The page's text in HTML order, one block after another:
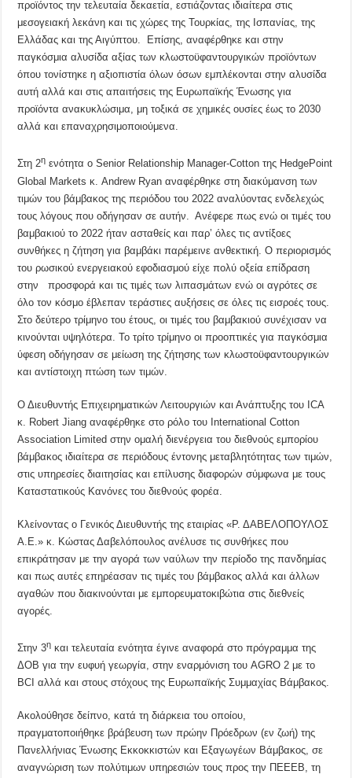
προϊόντος την τελευταία δεκαετία, εστιάζοντας ιδιαίτερα στις
μεσογειακή λεκάνη και τις χώρες της Τουρκίας, της Ισπανίας, της
Ελλάδας και της Αιγύπτου. Επίσης, αναφέρθηκε και στην
παγκόσμια αλυσίδα αξίας των κλωστοϋφαντουργικών προϊόντων
όπου τονίστηκε η αξιοπιστία όλων όσων εμπλέκονται στην αλυσίδα
αυτή αλλά και στις απαιτήσεις της Ευρωπαϊκής Ένωσης για
προϊόντα ανακυκλώσιμα, μη τοξικά σε χημικές ουσίες έως το 2030
αλλά και επαναχρησιμοποιούμενα.
Στη 2η ενότητα ο Senior Relationship Manager-Cotton της HedgePoint
Global Markets κ. Andrew Ryan αναφέρθηκε στη διακύμανση των
τιμών του βάμβακος της περιόδου του 2022 αναλύοντας ενδελεχώς
τους λόγους που οδήγησαν σε αυτήν. Ανέφερε πως ενώ οι τιμές του
βαμβακιού το 2022 ήταν ασταθείς και παρ’ όλες τις αντίξοες
συνθήκες η ζήτηση για βαμβάκι παρέμεινε ανθεκτική. Ο περιορισμός
του ρωσικού ενεργειακού εφοδιασμού είχε πολύ οξεία επίδραση
στην προσφορά και τις τιμές των λιπασμάτων ενώ οι αγρότες σε
όλο τον κόσμο έβλεπαν τεράστιες αυξήσεις σε όλες τις εισροές τους.
Στο δεύτερο τρίμηνο του έτους, οι τιμές του βαμβακιού συνέχισαν να
κινούνται υψηλότερα. Το τρίτο τρίμηνο οι προοπτικές για παγκόσμια
ύφεση οδήγησαν σε μείωση της ζήτησης των κλωστοϋφαντουργικών
και αντίστοιχη πτώση των τιμών.
Ο Διευθυντής Επιχειρηματικών Λειτουργιών και Ανάπτυξης του ICA
κ. Robert Jiang αναφέρθηκε στο ρόλο του International Cotton
Association Limited στην ομαλή διενέργεια του διεθνούς εμπορίου
βάμβακος ιδιαίτερα σε περιόδους έντονης μεταβλητότητας των τιμών,
στις υπηρεσίες διαιτησίας και επίλυσης διαφορών σύμφωνα με τους
Καταστατικούς Κανόνες του διεθνούς φορέα.
Κλείνοντας ο Γενικός Διευθυντής της εταιρίας «Ρ. ΔΑΒΕΛΟΠΟΥΛΟΣ
Α.Ε.» κ. Κώστας Δαβελόπουλος ανέλυσε τις συνθήκες που
επικράτησαν με την αγορά των ναύλων την περίοδο της πανδημίας
και πως αυτές επηρέασαν τις τιμές του βάμβακος αλλά και άλλων
αγαθών που διακινούνται με εμπορευματοκιβώτια στις διεθνείς
αγορές.
Στην 3η και τελευταία ενότητα έγινε αναφορά στο πρόγραμμα της
ΔΟΒ για την ευφυή γεωργία, στην εναρμόνιση του AGRO 2 με το
BCI αλλά και στους στόχους της Ευρωπαϊκής Συμμαχίας Βάμβακος.
Ακολούθησε δείπνο, κατά τη διάρκεια του οποίου,
πραγματοποιήθηκε βράβευση των πρώην Πρόεδρων (εν ζωή) της
Πανελλήνιας Ένωσης Εκκοκκιστών και Εξαγωγέων Βάμβακος, σε
αναγνώριση των πολύτιμων υπηρεσιών τους προς την ΠΕΕΕΒ, τη